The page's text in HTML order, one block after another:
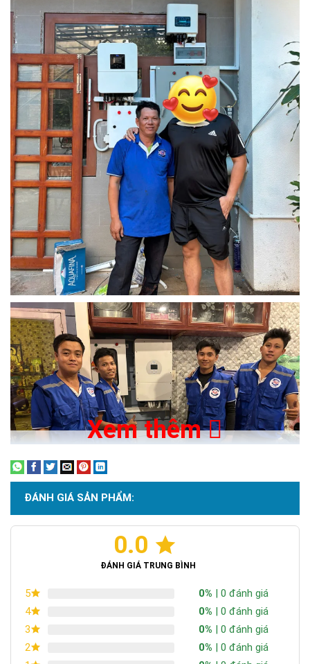
Thông số kỹ thuật hệ thống điện năng
STT Thông số
Đơn
vị
Tấm
Xem thêm
ĐÁNH GIÁ SẢN PHẨM:
0.0
ĐÁNH GIÁ TRUNG BÌNH
5 0% | 0 đánh giá
4
0% | 0 đánh giá
3
0% | 0 đánh giá
2
0% | 0 đánh giá